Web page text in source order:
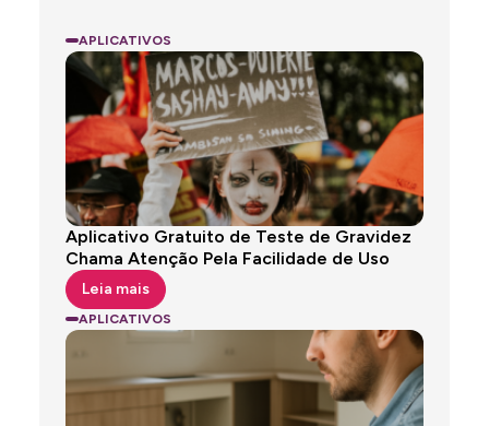
APLICATIVOS
Aplicativo Gratuito de Teste de Gravidez
Chama Atenção Pela Facilidade de Uso
Leia mais
APLICATIVOS